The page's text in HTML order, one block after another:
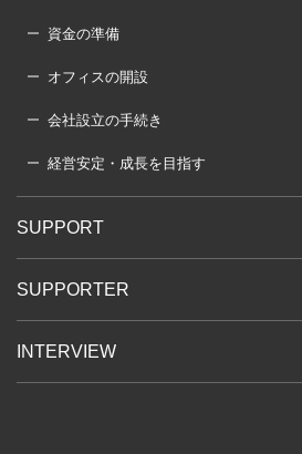
資金の準備
オフィスの開設
会社設立の手続き
経営安定・成長を目指す
SUPPORT
SUPPORTER
INTERVIEW